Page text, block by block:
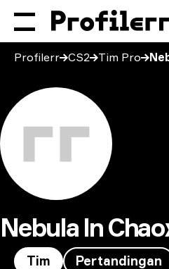
Profilerr CS2 Tim Pro
Nebula In
Tim Pertandingan